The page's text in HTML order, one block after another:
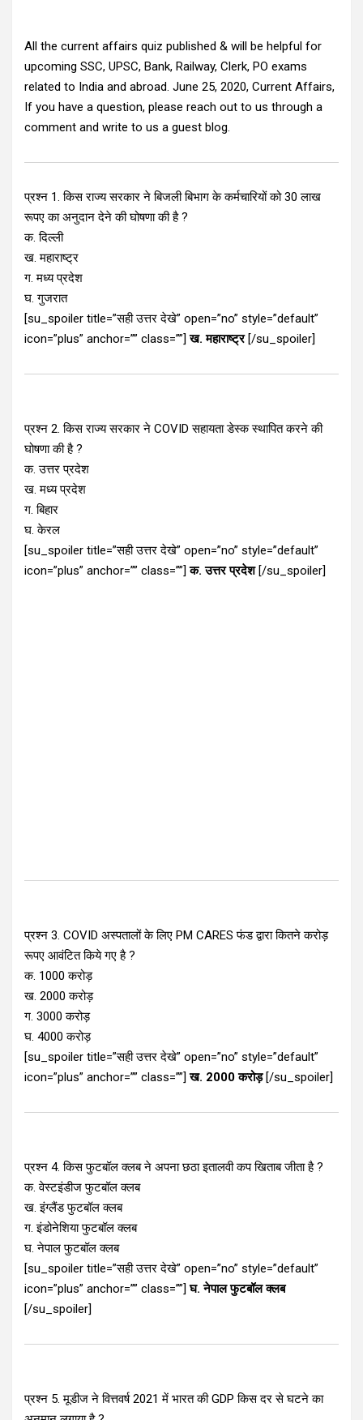
All the current affairs quiz published & will be helpful for
upcoming SSC, UPSC, Bank, Railway, Clerk, PO exams
related to India and abroad. June 25, 2020, Current Affairs,
If you have a question, please reach out to us through a
comment and write to us a guest blog.
प्रश्न 1. किस राज्य सरकार ने बिजली बिभाग के कर्मचारियों को 30 लाख
रूपए का अनुदान देने की घोषणा की है ?
क. दिल्ली
ख. महाराष्ट्र
ग. मध्य प्रदेश
घ. गुजरात
[su_spoiler title=”सही उत्तर देखे” open=”no” style=”default”
icon=”plus” anchor=”” class=””]ख. महाराष्ट्र[/su_spoiler]
प्रश्न 2. किस राज्य सरकार ने COVID सहायता डेस्क स्थापित करने की
घोषणा की है ?
क. उत्तर प्रदेश
ख. मध्य प्रदेश
ग. बिहार
घ. केरल
[su_spoiler title=”सही उत्तर देखे” open=”no” style=”default”
icon=”plus” anchor=”” class=””]क. उत्तर प्रदेश[/su_spoiler]
प्रश्न 3. COVID अस्पतालों के लिए PM CARES फंड द्वारा कितने करोड़
रूपए आवंटित किये गए है ?
क. 1000 करोड़
ख. 2000 करोड़
ग. 3000 करोड़
घ. 4000 करोड़
[su_spoiler title=”सही उत्तर देखे” open=”no” style=”default”
icon=”plus” anchor=”” class=””]ख. 2000 करोड़[/su_spoiler]
प्रश्न 4. किस फुटबॉल क्लब ने अपना छठा इतालवी कप खिताब जीता है ?
क. वेस्टइंडीज फुटबॉल क्लब
ख. इंग्लैंड फुटबॉल क्लब
ग. इंडोनेशिया फुटबॉल क्लब
घ. नेपाल फुटबॉल क्लब
[su_spoiler title=”सही उत्तर देखे” open=”no” style=”default”
icon=”plus” anchor=”” class=””]घ. नेपाल फुटबॉल क्लब
[/su_spoiler]
प्रश्न 5. मूडीज ने वित्तवर्ष 2021 में भारत की GDP किस दर से घटने का